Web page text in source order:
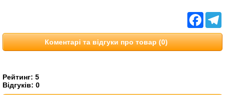
Коментарі та відгуки про товар (0)
Рейтинг: 5
Відгуків: 0